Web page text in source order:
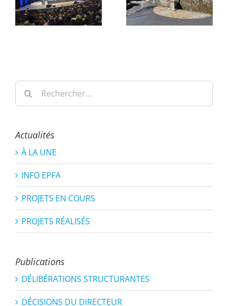
Rechercher:
Actualités
À LA UNE
INFO EPFA
PROJETS EN COURS
PROJETS RÉALISÉS
Publications
DÉLIBÉRATIONS STRUCTURANTES
DÉCISIONS DU DIRECTEUR